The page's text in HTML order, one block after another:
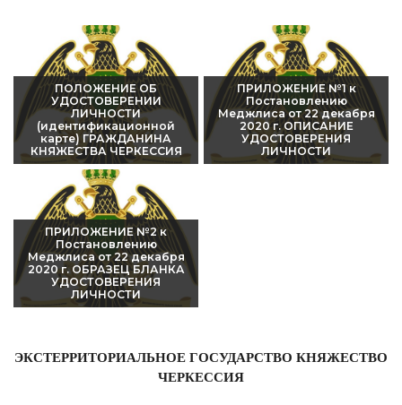
ПОЛОЖЕНИЕ ОБ
УДОСТОВЕРЕНИИ
ЛИЧНОСТИ
(идентификационной
карте) ГРАЖДАНИНА
КНЯЖЕСТВА ЧЕРКЕССИЯ
ПРИЛОЖЕНИЕ №1 к
Постановлению
Меджлиса от 22 декабря
2020 г. ОПИСАНИЕ
УДОСТОВЕРЕНИЯ
ЛИЧНОСТИ
ПРИЛОЖЕНИЕ №2 к
Постановлению
Меджлиса от 22 декабря
2020 г. ОБРАЗЕЦ БЛАНКА
УДОСТОВЕРЕНИЯ
ЛИЧНОСТИ
ЭКСТЕРРИТОРИАЛЬНОЕ ГОСУДАРСТВО КНЯЖЕСТВО
ЧЕРКЕССИЯ